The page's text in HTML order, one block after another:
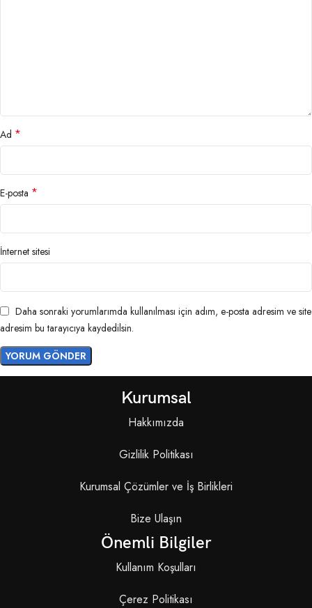
Ad *
E-posta *
İnternet sitesi
Daha sonraki yorumlarımda kullanılması için adım, e-posta adresim ve site
adresim bu tarayıcıya kaydedilsin.
Kurumsal
Hakkımızda
Gizlilik Politikası
Kurumsal Çözümler ve İş Birlikleri
Bize Ulaşın
Önemli Bilgiler
Kullanım Koşulları
Çerez Politikası